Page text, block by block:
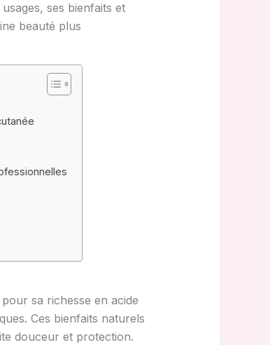
ses bienfaits et
beauté plus
sa richesse en acide
Ces bienfaits naturels
douceur et protection.